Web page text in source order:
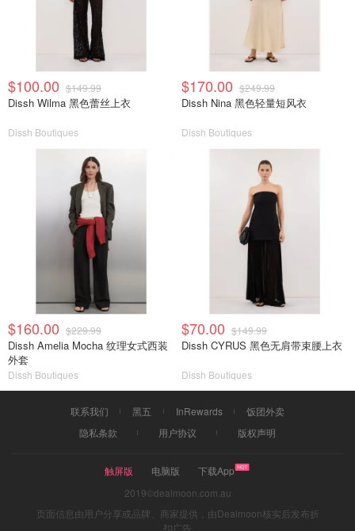
$100.00 $149.99
Dissh Wilma 黑色蕾丝上衣
Dissh Boutiques
$170.00 $249.99
Dissh Nina 黑色轻量短风衣
Dissh Boutiques
$160.00 $229.99
Dissh Amelia Mocha 纹理女式西装
外套
Dissh Boutiques
$70.00 $149.99
Dissh CYRUS 黑色无肩带束腰上衣
Dissh Boutiques
联系我们 黑五 InRewards
饭团外卖
隐私条款
用户协议 版权声明
触屏版 电脑版
下载App
2019©dealmoon.com.au
页面信息由用户分享或品牌、商家提供，由Dealmoon核实后发布折
扣广告